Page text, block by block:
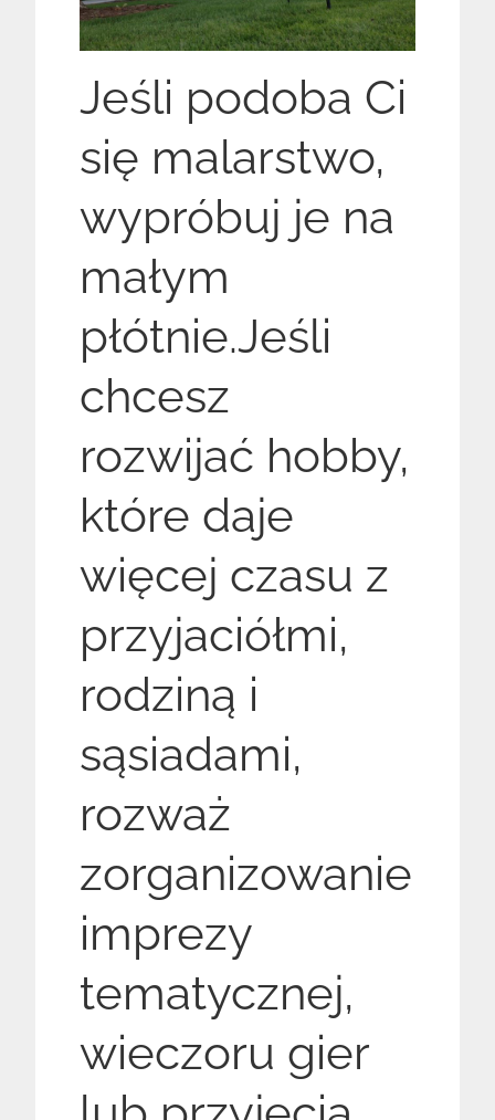
Jeśli podoba Ci
się malarstwo,
wypróbuj je na
małym
płótnie.Jeśli
chcesz
rozwijać hobby,
które daje
więcej czasu z
przyjaciółmi,
rodziną i
sąsiadami,
rozważ
zorganizowanie
imprezy
tematycznej,
wieczoru gier